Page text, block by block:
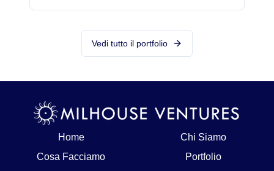
Vedi tutto il portfolio
Home
Chi Siamo
Cosa Facciamo
Portfolio